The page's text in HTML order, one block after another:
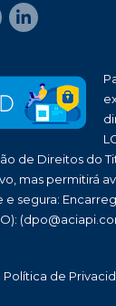
de Direitos do
mas permitirá
e segura:
Política de